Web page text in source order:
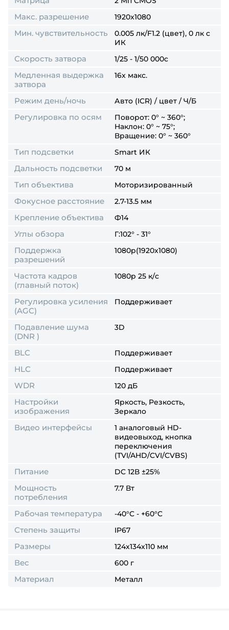
Макс. разрешение 1920x1080
Мин. чувствительность
0.005 лк/F1.2 (цвет), 0 лк с
ИК
Скорость затвора 1/25 - 1/50 000с
Медленная выдержка
затвора
16x макс.
Режим день/ночь Авто (ICR) / цвет / Ч/Б
Регулировка по осям
Поворот: 0° ~ 360°;
Наклон: 0° ~ 75°;
Вращение: 0° ~ 360°
Тип подсветки Smart ИК
Дальность подсветки 70 м
Тип объектива Моторизированный
Фокусное расстояние 2.7-13.5 мм
Крепление объектива Ф14
Углы обзора Г:102° - 31°
Поддержка
разрешений
1080p(1920x1080)
Частота кадров
(главный поток)
1080p 25 к/с
Регулировка усиления
(AGC)
Поддерживает
Подавление шума
(DNR )
3D
BLC Поддерживает
HLC Поддерживает
WDR 120 дБ
Настройки
изображения
Яркость, Резкость,
Зеркало
Видео интерфейсы
1 аналоговый HD-
видеовыход, кнопка
переключения
(TVI/AHD/CVI/CVBS)
Питание DC 12В ±25%
Мощность
потребления
7.7 Вт
Рабочая температура -40°C - +60°C
Степень защиты IP67
Размеры 124x134x110 мм
Вес 600 г
Материал Металл